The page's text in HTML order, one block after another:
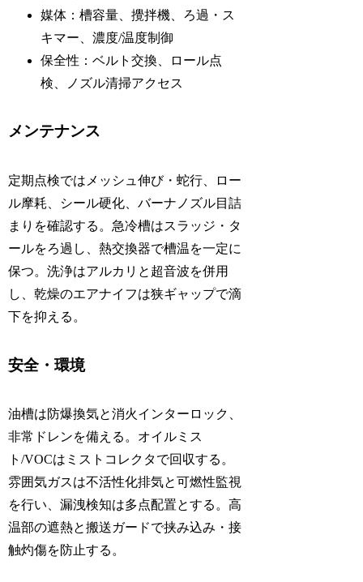
媒体：槽容量、攪拌機、ろ過・ス
キマー、濃度/温度制御
保全性：ベルト交換、ロール点
検、ノズル清掃アクセス
メンテナンス
定期点検ではメッシュ伸び・蛇行、ロー
ル摩耗、シール硬化、バーナノズル目詰
まりを確認する。急冷槽はスラッジ・タ
ールをろ過し、熱交換器で槽温を一定に
保つ。洗浄はアルカリと超音波を併用
し、乾燥のエアナイフは狭ギャップで滴
下を抑える。
安全・環境
油槽は防爆換気と消火インターロック、
非常ドレンを備える。オイルミス
ト/VOCはミストコレクタで回収する。
雰囲気ガスは不活性化排気と可燃性監視
を行い、漏洩検知は多点配置とする。高
温部の遮熱と搬送ガードで挟み込み・接
触灼傷を防止する。